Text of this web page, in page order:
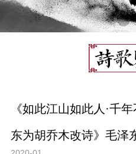
《如此江山如此人·千
东为胡乔木改诗》毛泽